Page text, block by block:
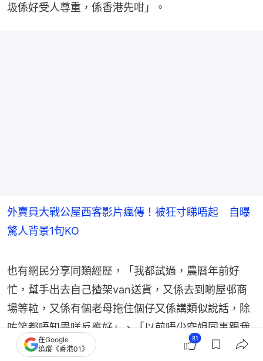
圾係好受人尊重，係香港先咁」。
外賣員大戰公屋西客影片瘋傳！被狂寸睇唔起 自曝
驚人背景1句KO
也有網民分享同類經歷，「我都試過，農曆年前好
忙，幫手出去自己揸架van送貨，又係去到啲屋邨商
場等𨋢，又係有個老母拖住個仔又係講類似說話，除
咗笑都唔知畀咩反應好」、「以前唔少空姐同事跟我
呻過，話曾經聽住媽咪乘客當面咁教仔女『畀心機讀
在Google
追蹤《香港01》
81